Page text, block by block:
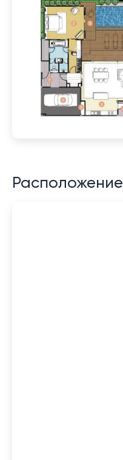
Расположение